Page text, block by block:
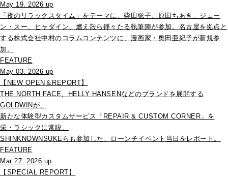
May 19. 2026 up
「夜のリラックスタイム」をテーマに、柴田聡子、原田ちあき、ジェー
ン・スー、ヒャダイン、燃え殻ら錚々たる執筆陣が参加。名古屋を拠点と
する株式会社中村のコラムコンテンツに、漫画家・奥田亜紀子が新規参
加。
FEATURE
May 03. 2026 up
【NEW OPEN＆REPORT】
THE NORTH FACE、HELLY HANSENなどのブランドを展開する
GOLDWINが、
新たな体験型カスタムサービス「REPAIR & CUSTOM CORNER」を
栄・ラシックに常設。
SHINKNOWNSUKEらも参加した、ローンチイベント当日をレポート。
FEATURE
Mar 27. 2026 up
【SPECIAL REPORT】